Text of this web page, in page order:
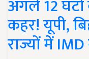
अगले 12 घंटों
कहर! यूपी,
राज्यों में